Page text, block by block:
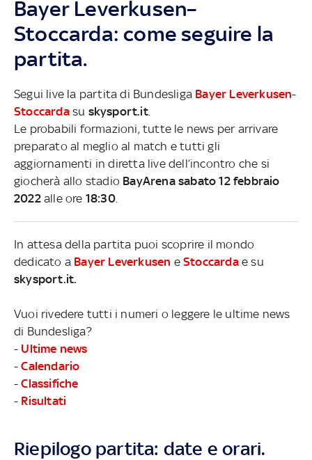
Bayer Leverkusen–
Stoccarda: come seguire la
partita.
Segui live la partita di Bundesliga Bayer Leverkusen-
Stoccardasu skysport.it.
Le probabili formazioni, tutte le news per arrivare
preparato al meglio al match e tutti gli
aggiornamenti in diretta live dell’incontro che si
giocherà allo stadio BayArena sabato 12 febbraio
2022alle ore 18:30.
In attesa della partita puoi scoprire il mondo
dedicato a Bayer Leverkusen eStoccardae su
skysport.it.
Vuoi rivedere tutti i numeri o leggere le ultime news
di Bundesliga?
- Ultime news
-Calendario
-Classifiche
- Risultati
Riepilogo partita: date e orari.